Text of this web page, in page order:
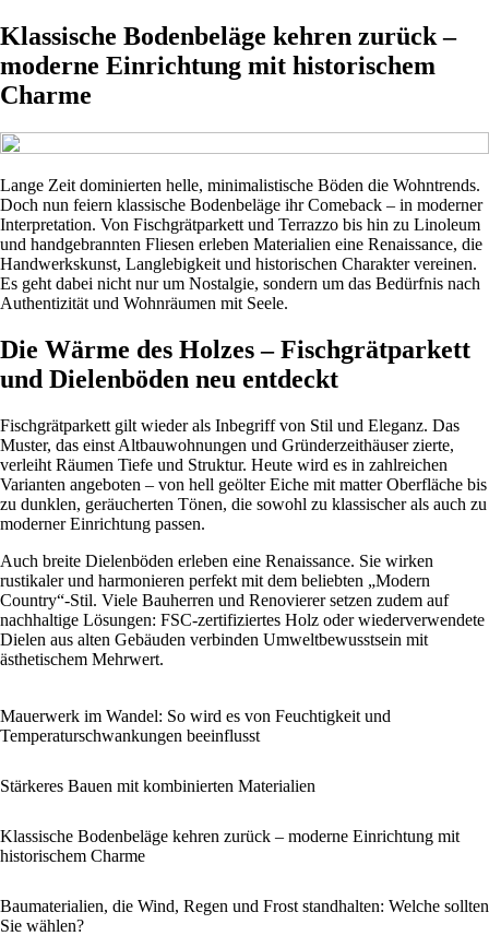
Klassische Bodenbeläge kehren zurück –
moderne Einrichtung mit historischem
Charme
Lange Zeit dominierten helle, minimalistische Böden die Wohntrends.
Doch nun feiern klassische Bodenbeläge ihr Comeback – in moderner
Interpretation. Von Fischgrätparkett und Terrazzo bis hin zu Linoleum
und handgebrannten Fliesen erleben Materialien eine Renaissance, die
Handwerkskunst, Langlebigkeit und historischen Charakter vereinen.
Es geht dabei nicht nur um Nostalgie, sondern um das Bedürfnis nach
Authentizität und Wohnräumen mit Seele.
Die Wärme des Holzes – Fischgrätparkett
und Dielenböden neu entdeckt
Fischgrätparkett gilt wieder als Inbegriff von Stil und Eleganz. Das
Muster, das einst Altbauwohnungen und Gründerzeithäuser zierte,
verleiht Räumen Tiefe und Struktur. Heute wird es in zahlreichen
Varianten angeboten – von hell geölter Eiche mit matter Oberfläche bis
zu dunklen, geräucherten Tönen, die sowohl zu klassischer als auch zu
moderner Einrichtung passen.
Auch breite Dielenböden erleben eine Renaissance. Sie wirken
rustikaler und harmonieren perfekt mit dem beliebten „Modern
Country“-Stil. Viele Bauherren und Renovierer setzen zudem auf
nachhaltige Lösungen: FSC-zertifiziertes Holz oder wiederverwendete
Dielen aus alten Gebäuden verbinden Umweltbewusstsein mit
ästhetischem Mehrwert.
Mauerwerk im Wandel: So wird es von Feuchtigkeit und
Temperaturschwankungen beeinflusst
Stärkeres Bauen mit kombinierten Materialien
Klassische Bodenbeläge kehren zurück – moderne Einrichtung mit
historischem Charme
Baumaterialien, die Wind, Regen und Frost standhalten: Welche sollten
Sie wählen?